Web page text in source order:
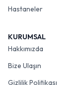
Hastaneler
KURUMSAL
Hakkımızda
Bize Ulaşın
Gizlilik Politikası